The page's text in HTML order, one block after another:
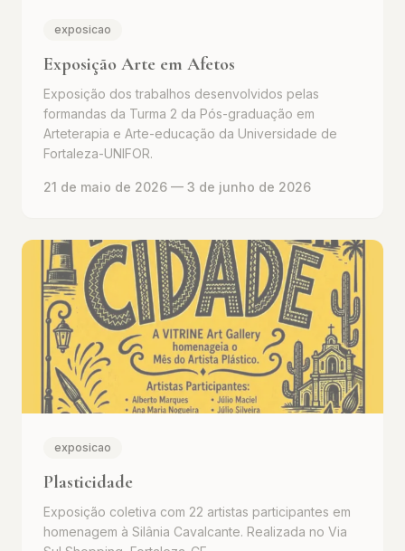
exposicao
Exposição Arte em Afetos
Exposição dos trabalhos desenvolvidos pelas
formandas da Turma 2 da Pós-graduação em
Arteterapia e Arte-educação da Universidade de
Fortaleza-UNIFOR.
21 de maio de 2026 — 3 de junho de 2026
exposicao
Plasticidade
Exposição coletiva com 22 artistas participantes em
homenagem à Silânia Cavalcante. Realizada no Via